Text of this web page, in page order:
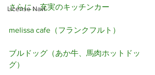
License Navi
さらに、充実のキッチンカー
melissa cafe（フランクフルト）
ブルドッグ （あか牛、馬肉ホットドッ
グ）